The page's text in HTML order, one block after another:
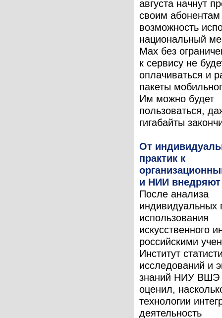
августа начнут
своим абонентам
возможность
национальный
Мах без
к сервису не
оплачиваться и
пакеты
Им можно будет
пользоваться,
гигабайты
От
практик к
и НИИ
После анализа
индивидуальных
использования
искусственного
российскими
Институт
исследований и
знаний НИУ ВШЭ
оценил,
технологии
деятельность